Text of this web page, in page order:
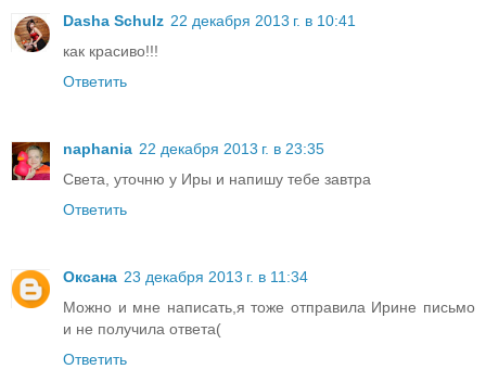
Dasha Schulz 22 декабря 2013 г. в 10:41
как красиво!!!
Ответить
naphania 22 декабря 2013 г. в 23:35
Света, уточню у Иры и напишу тебе завтра
Ответить
Оксана 23 декабря 2013 г. в 11:34
Можно и мне написать,я тоже отправила Ирине письмо
и не получила ответа(
Ответить